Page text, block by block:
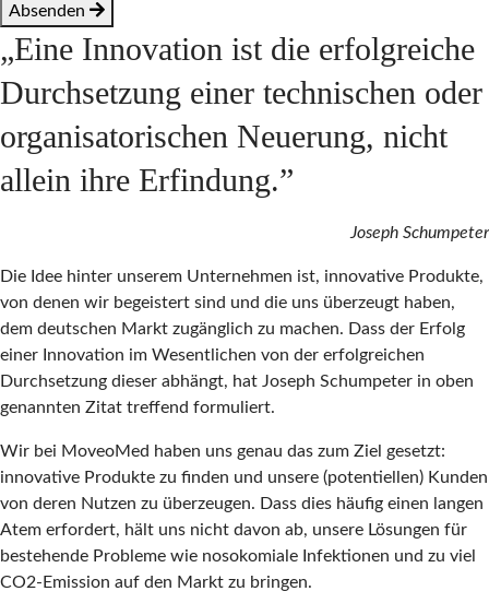
Absenden
„Eine Innovation ist die erfolgreiche
Durchsetzung einer technischen oder
organisatorischen Neuerung, nicht
allein ihre Erfindung.”
Joseph Schumpeter
Die Idee hinter unserem Unternehmen ist, innovative Produkte,
von denen wir begeistert sind und die uns überzeugt haben,
dem deutschen Markt zugänglich zu machen. Dass der Erfolg
einer Innovation im Wesentlichen von der erfolgreichen
Durchsetzung dieser abhängt, hat Joseph Schumpeter in oben
genannten Zitat treffend formuliert.
Wir bei MoveoMed haben uns genau das zum Ziel gesetzt:
innovative Produkte zu finden und unsere (potentiellen) Kunden
von deren Nutzen zu überzeugen. Dass dies häufig einen langen
Atem erfordert, hält uns nicht davon ab, unsere Lösungen für
bestehende Probleme wie nosokomiale Infektionen und zu viel
CO2-Emission auf den Markt zu bringen.